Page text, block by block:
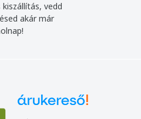
kiszállítás, vedd
akár már